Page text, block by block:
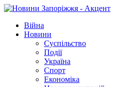
Війна
Новини
Суспільство
Події
Україна
Спорт
Економіка